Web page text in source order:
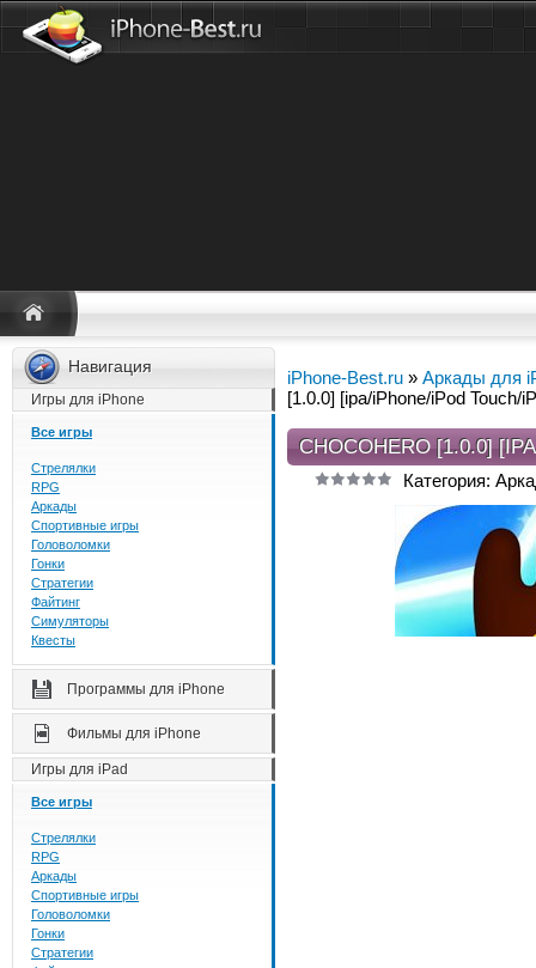
Навигация
Игры для iPhone
Все игры
Стрелялки
RPG
Аркады
Спортивные игры
Головоломки
Гонки
Стратегии
Файтинг
Симуляторы
Квесты
Программы для iPhone
Фильмы для iPhone
Игры для iPad
Все игры
Стрелялки
RPG
Аркады
Спортивные игры
Головоломки
Гонки
Стратегии
iPhone-Best.ru » Аркады для
[1.0.0] [ipa/iPhone/iPod Touch/
CHOCOHERO [1.0.0]
Категория: